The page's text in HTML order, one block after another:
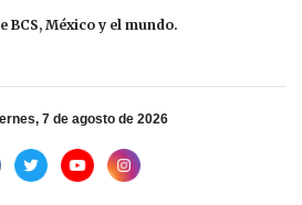
BCS, México y el mundo.
7 de agosto de 2026